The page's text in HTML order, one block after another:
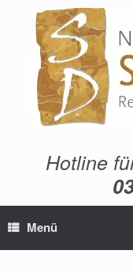
springen
Hotline
Menü